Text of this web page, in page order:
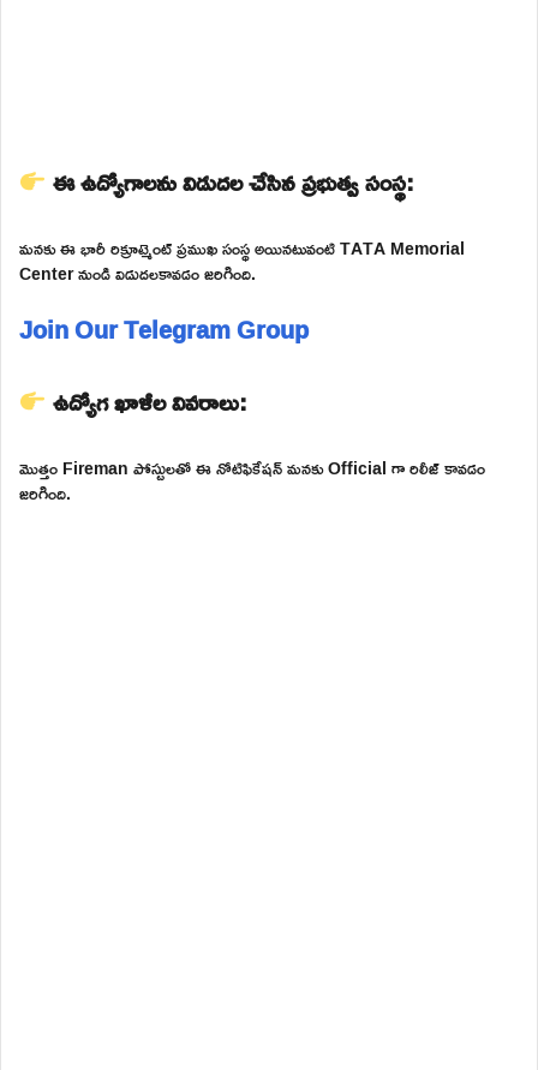
ఈ ఉద్యోగాలను విడుదల చేసిన ప్రభుత్వ సంస్థ:
మనకు ఈ భారీ రిక్రూట్మెంట్ ప్రముఖ సంస్థ అయినటువంటి TATA Memorial
Center నుండి విడుదలకావడం జరిగింది.
Join Our Telegram Group
ఉద్యోగ ఖాళీల వివరాలు:
మొత్తం Fireman పోస్టులతో ఈ నోటిఫికేషన్ మనకు Official గా రిలీజ్ కావడం
జరిగింది.